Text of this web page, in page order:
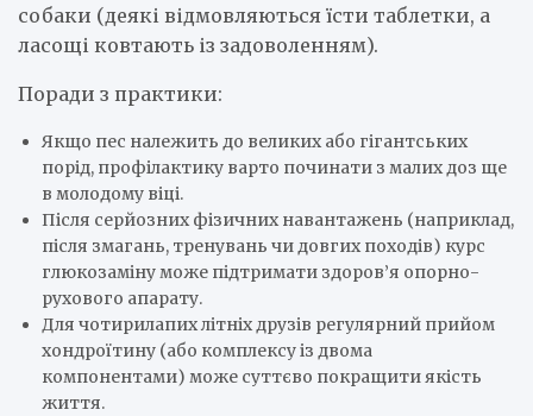
собаки (деякі відмовляються їсти таблетки, а
ласощі ковтають із задоволенням).
Поради з практики:
Якщо пес належить до великих або гігантських
порід, профілактику варто починати з малих доз ще
в молодому віці.
Після серйозних фізичних навантажень (наприклад,
після змагань, тренувань чи довгих походів) курс
глюкозаміну може підтримати здоров’я опорно-
рухового апарату.
Для чотирилапих літніх друзів регулярний прийом
хондроїтину (або комплексу із двома
компонентами) може суттєво покращити якість
життя.